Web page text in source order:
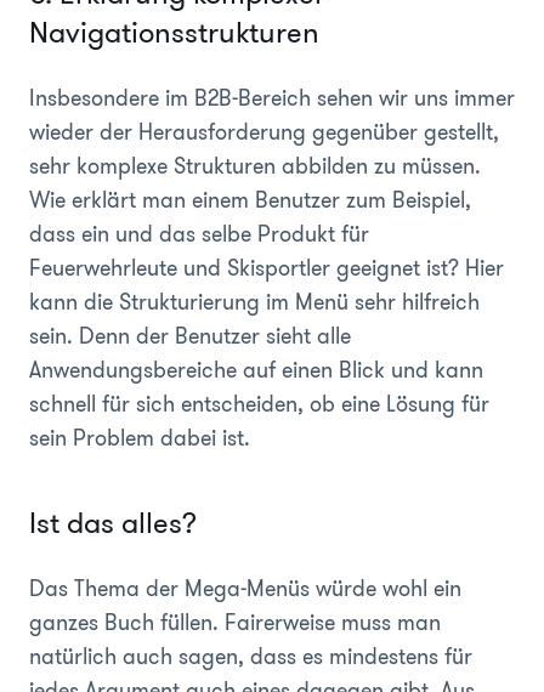
Navigationsstrukturen
Insbesondere im B2B-Bereich sehen wir uns immer
wieder der Herausforderung gegenüber gestellt,
sehr komplexe Strukturen abbilden zu müssen.
Wie erklärt man einem Benutzer zum Beispiel,
dass ein und das selbe Produkt für
Feuerwehrleute und Skisportler geeignet ist? Hier
kann die Strukturierung im Menü sehr hilfreich
sein. Denn der Benutzer sieht alle
Anwendungsbereiche auf einen Blick und kann
schnell für sich entscheiden, ob eine Lösung für
sein Problem dabei ist.
Ist das alles?
Das Thema der Mega-Menüs würde wohl ein
ganzes Buch füllen. Fairerweise muss man
natürlich auch sagen, dass es mindestens für